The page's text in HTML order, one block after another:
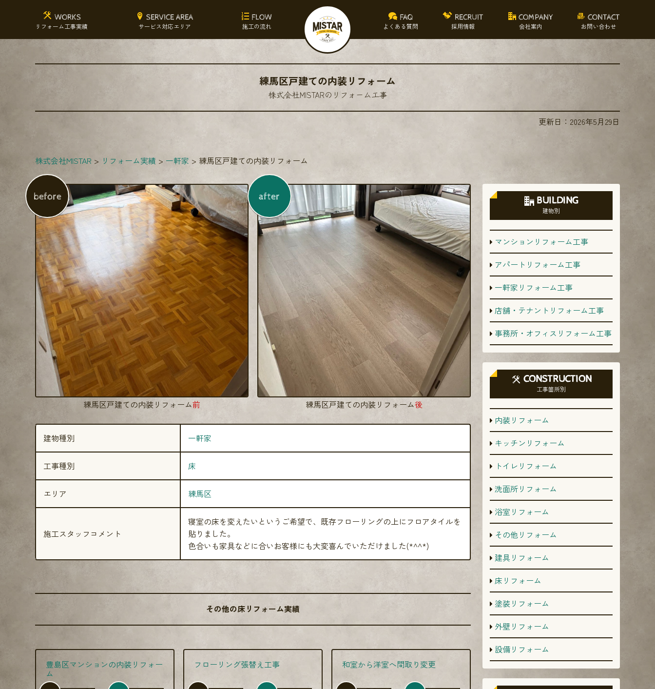
WORKS
リフォーム工事実績
SERVICE AREA
サービス対応エリア
FLOW
施工の流れ
FAQ
よくある質問
RECRUIT
採用情報
COMPANY
会社案内
CONTACT
お問い合わせ
練馬区戸建ての内装リフォーム
株式会社MISTARのリフォーム工事
更新日： 2026年5月29日
株式会社MISTAR リフォーム実績 一軒家 練馬区戸建ての内装リフォーム
before
練馬区戸建ての内装リフォーム前
after
練馬区戸建ての内装リフォーム後
建物種別 一軒家
工事種別 床
エリア 練馬区
施工スタッフコメント
寝室の床を変えたいというご希望で、既存フローリングの上にフロアタイルを
貼りました。
色合いも家具などに合いお客様にも大変喜んでいただけました(*^^*)
その他の床リフォーム実績
豊島区マンションの内装リフォー
ム
フローリング張替え工事 和室から洋室へ間取り変更
BUILDING
建物別
マンションリフォーム工事
アパートリフォーム工事
一軒家リフォーム工事
店舗・テナントリフォーム工事
事務所・オフィスリフォーム工事
CONSTRUCTION
工事箇所別
内装リフォーム
キッチンリフォーム
トイレリフォーム
洗面所リフォーム
浴室リフォーム
その他リフォーム
建具リフォーム
床リフォーム
塗装リフォーム
外壁リフォーム
設備リフォーム